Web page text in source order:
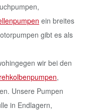
ein breites
gibt es als
wir bei den
,
Unsere Pumpen
in Endlagern,